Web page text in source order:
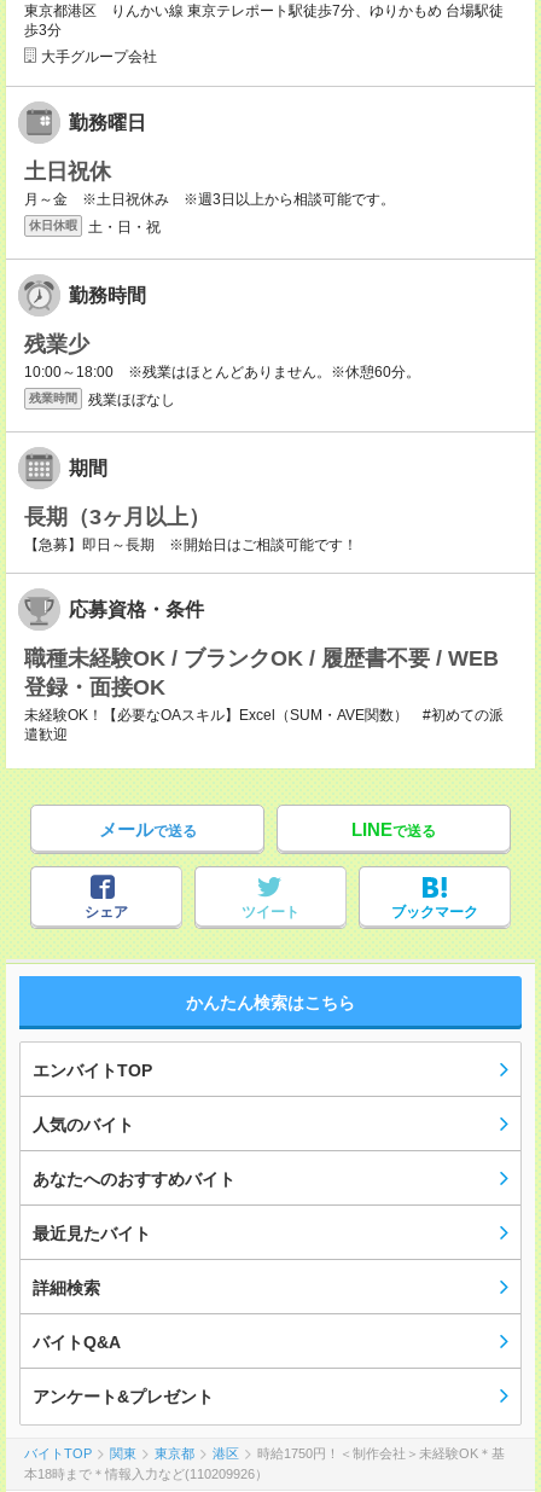
東京都港区 りんかい線 東京テレポート駅徒歩7分、ゆりかもめ 台場駅徒
歩3分
大手グループ会社
勤務曜日
土日祝休
月～金 ※土日祝休み ※週3日以上から相談可能です。
休日休暇 土・日・祝
勤務時間
残業少
10:00～18:00 ※残業はほとんどありません。※休憩60分。
残業時間 残業ほぼなし
期間
長期（3ヶ月以上）
【急募】即日～長期 ※開始日はご相談可能です！
応募資格・条件
職種未経験OK / ブランクOK / 履歴書不要 / WEB
登録・面接OK
未経験OK！【必要なOAスキル】Excel（SUM・AVE関数） #初めての派
遣歓迎
メールで送る LINEで送る
シェア ツイート ブックマーク
かんたん検索はこちら
エンバイトTOP
人気のバイト
あなたへのおすすめバイト
最近見たバイト
詳細検索
バイトQ&A
アンケート&プレゼント
バイトTOP 関東 東京都 港区
時給1750円！＜制作会社＞未経験OK＊基
本18時まで＊情報入力など(110209926）